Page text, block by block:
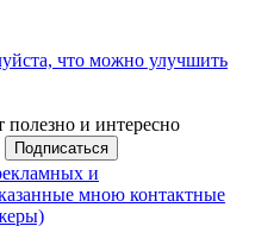
что можно улучшить
и интересно
Подписаться
и
мною контактные